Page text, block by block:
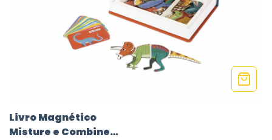
Livro Magnético
Misture e Combine